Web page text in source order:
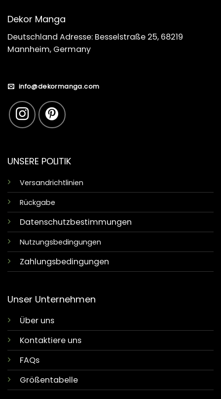
Dekor Manga
Deutschland Adresse: Besselstraße 25, 68219
Mannheim, Germany
info@dekormanga.com
UNSERE POLITIK
Versandrichtlinien
Rückgabe
Datenschutzbestimmungen
Nutzungsbedingungen
Zahlungsbedingungen
Unser Unternehmen
Über uns
Kontaktiere uns
FAQs
Größentabelle